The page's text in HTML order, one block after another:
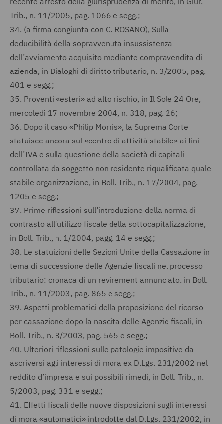
Trib., n. 11/2005, pag. 1066 e segg.;
34. (a firma congiunta con C. ROSANO), Sulla
deducibilità della sopravvenuta insussistenza
dell’avviamento acquisito mediante compravendita di
azienda, in Dialoghi di diritto tributario, n. 3/2005, pag.
401 e segg.;
35. Proventi «esteri» ad alto rischio, in Il Sole 24 Ore,
mercoledì 17 novembre 2004, n. 318, pag. 26;
36. Dopo il caso «Philip Morris», la Suprema Corte
statuisce ancora sul «centro di attività stabile» ai fini
dell’IVA e sulla questione della società di capitali
controllata da soggetto non residente riqualificata quale
stabile organizzazione, in Boll. Trib., n. 17/2004, pag.
1205 e segg.;
37. Prime riflessioni sull’introduzione della norma di
contrasto all’utilizzo fiscale della sottocapitalizzazione,
in Boll. Trib., n. 1/2004, pagg. 14 e segg.;
38. Le statuizioni delle Sezioni Unite della Cassazione in
tema di successione delle Agenzie fiscali nel processo
tributario: cronaca di un revirement annunciato, in Boll.
Trib., n. 11/2003, pag. 865 e segg.;
39. Aspetti problematici della proposizione del ricorso
per cassazione dopo la nascita delle Agenzie fiscali, in
Boll. Trib., n. 8/2003, pag. 565 e segg.;
40. Ulteriori riflessioni sulle patologie impositive da
ascriversi agli interessi di mora ex D.Lgs. 231/2002 nel
reddito d’impresa e sui possibili rimedi, in Boll. Trib., n.
5/2003, pag. 331 e segg.;
41. Effetti fiscali delle nuove disposizioni sugli interessi
di mora «automatici» introdotte dal D.Lgs. 231/2002, in